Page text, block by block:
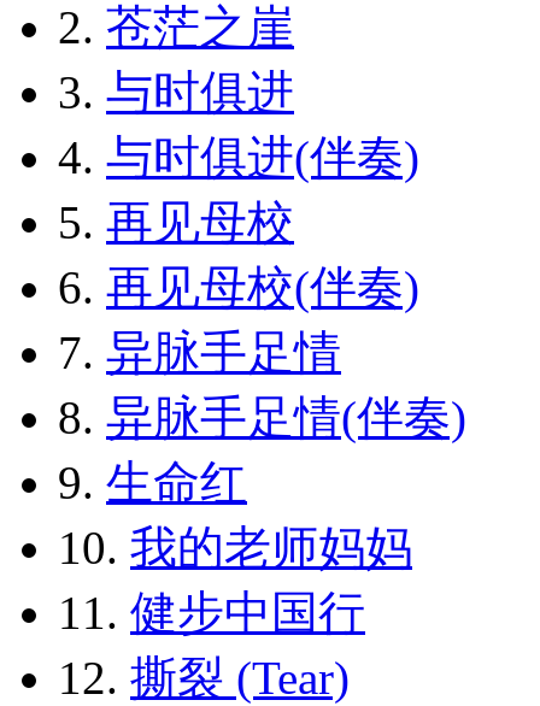
2. 苍茫之崖
3. 与时俱进
4. 与时俱进(伴奏)
5. 再见母校
6. 再见母校(伴奏)
7. 异脉手足情
8. 异脉手足情(伴奏)
9. 生命红
10. 我的老师妈妈
11. 健步中国行
12. 撕裂 (Tear)